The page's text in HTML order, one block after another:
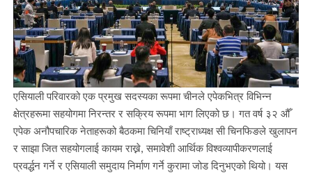
एसियाली परिवारको एक प्रमुख सदस्यका रूपमा चीनले एपेकभित्र विभिन्न
क्षेत्रहरूमा सहयोगमा निरन्तर र सक्रिय रूपमा भाग लिएको छ। गत वर्ष ३२ औँ
एपेक अनौपचारिक नेताहरूको बैठकमा चिनियाँ राष्ट्राध्यक्ष सी चिनफिङले खुलापन
र साझा जित सहयोगलाई कायम राख्ने, समावेशी आर्थिक विश्वव्यापीकरणलाई
प्रवर्द्धन गर्ने र एसियाली समुदाय निर्माण गर्ने कुरामा जोड दिनुभएको थियो। यस